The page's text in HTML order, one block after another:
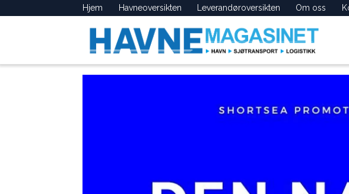
Hjem Havneoversikten Leverandøroversikten Om oss